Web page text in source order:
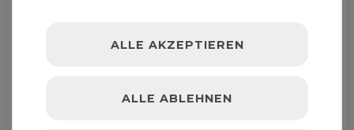
Schraubfitting Winkel
Schraubfitting Winkel
ALLE AKZEPTIEREN
ALLE ABLEHNEN